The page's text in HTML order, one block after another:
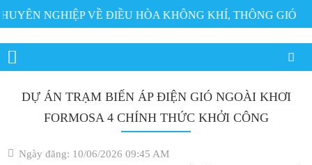
NGHIỆP VỀ ĐIỀU HÒA KHÔNG KHÍ, THÔNG GIÓ
DỰ ÁN TRẠM BIẾN ÁP ĐIỆN GIÓ NGOÀI KHƠI
FORMOSA 4 CHÍNH THỨC KHỞI CÔNG
Ngày đăng: 10/06/2026 09:45 AM